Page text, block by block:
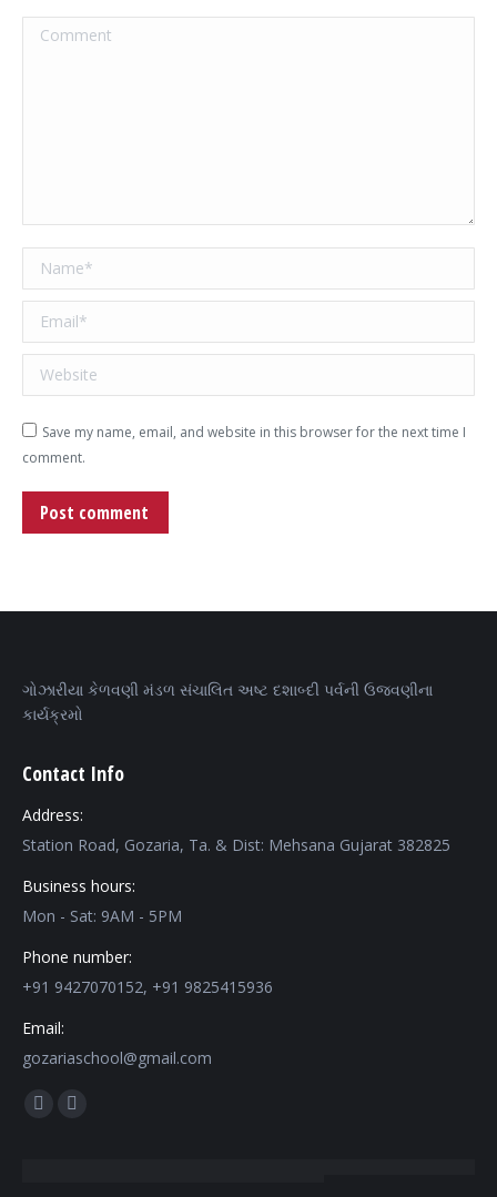
Comment
Name *
Email *
Website
Save my name, email, and website in this browser for the next time I
comment.
Post comment
ગોઝારીયા કેળવણી મંડળ સંચાલિત અષ્ટ દશાબ્દી પર્વની ઉજવણીના
કાર્યક્રમો
Contact Info
Address:
Station Road, Gozaria, Ta. & Dist: Mehsana Gujarat 382825
Business hours:
Mon - Sat: 9AM - 5PM
Phone number:
+91 9427070152, +91 9825415936
Email:
gozariaschool@gmail.com
Find us on:
Facebook
Mail